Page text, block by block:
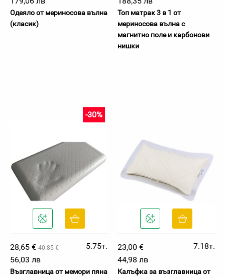
Одеяло от мериносова вълна
(класик)
Топ матрак 3 в 1 от
мериносова вълна с
магнитно поле и карбонови
нишки
28,65 € 40.85 €
-30%
5.75т.
56,03 лв
Възглавница от мемори пяна
23,00 €
7.18т.
44,98 лв
Калъфка за възглавница от